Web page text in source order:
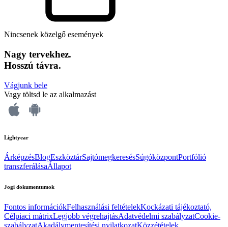
Nincsenek közelgő események
Nagy tervekhez.
Hosszú távra.
Vágjunk bele
Vagy töltsd le az alkalmazást
Lightyear
ÁrképzésBlogEszköztárSajtómegkeresésSúgóközpontPortfólió
transzferálásaÁllapot
Jogi dokumentumok
Fontos információkFelhasználási feltételekKockázati tájékoztató,
Célpiaci mátrixLegjobb végrehajtásAdatvédelmi szabályzatCookie-